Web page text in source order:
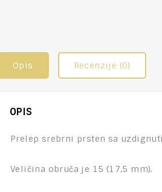
Opis Recenzije (0)
OPIS
Prelep srebrni prsten sa
Veličina obruča je 15 (17,5 mm).